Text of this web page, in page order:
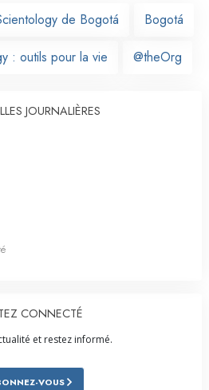
de Bogotá Bogotá
: outils pour la vie @theOrg
JOURNALIÈRES
CONNECTÉ
et restez informé.
VOUS